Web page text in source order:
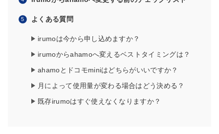
よくある質問
irumoは今から申し込めますか？
irumoからahamoへ変えるベストタイミングは？
ahamoとドコモminiはどちらがいいですか？
月によって使用量が変わる場合はどう決める？
既存irumoはすぐ使えなくなりますか？